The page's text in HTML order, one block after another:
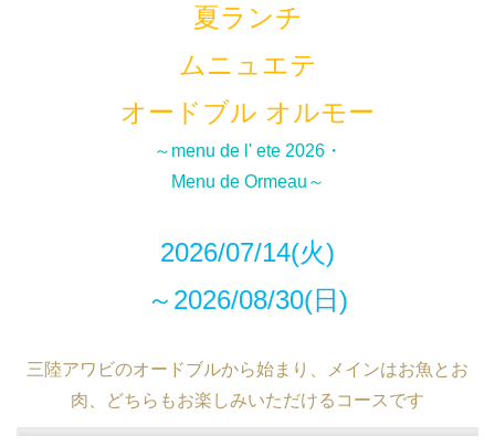
夏ランチ
ムニュエテ
オードブル オルモー
～menu de l' ete 2026・
Menu de Ormeau～
2026/07/14(火)
～ 2026/08/30(日)
三陸アワビのオードブルから始まり、メインはお魚とお
肉、どちらもお楽しみいただけるコースです